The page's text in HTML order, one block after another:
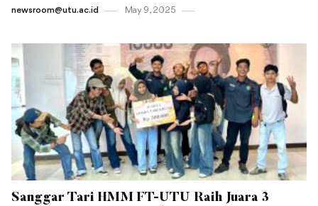
newsroom@utu.ac.id May 9 , 2025
Sanggar Tari HMM FT-UTU Raih Juara 3